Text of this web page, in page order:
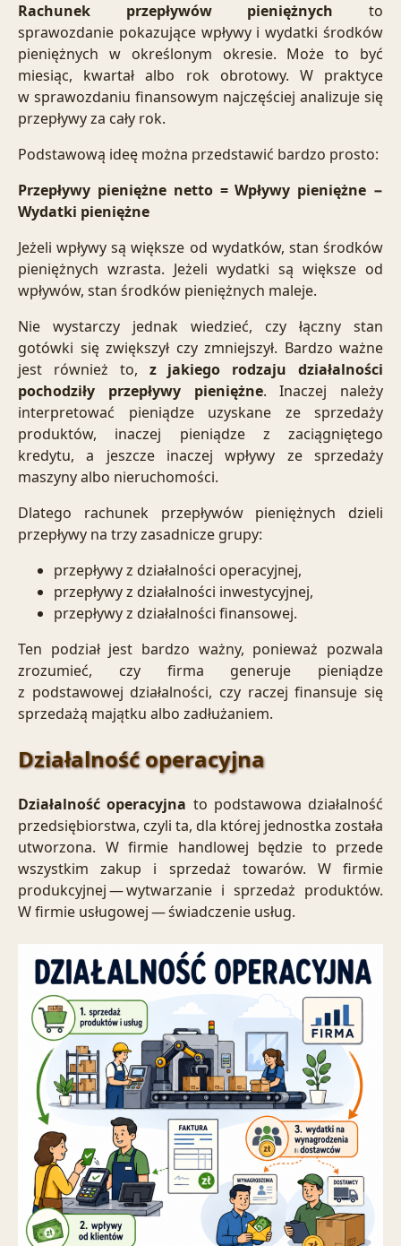
Rachunek przepływów pieniężnych to
sprawozdanie pokazujące wpływy i wydatki środków
pieniężnych w określonym okresie. Może to być
miesiąc, kwartał albo rok obrotowy. W praktyce
w sprawozdaniu finansowym najczęściej analizuje się
przepływy za cały rok.
Podstawową ideę można przedstawić bardzo prosto:
Przepływy pieniężne netto = Wpływy pieniężne −
Wydatki pieniężne
Jeżeli wpływy są większe od wydatków, stan środków
pieniężnych wzrasta. Jeżeli wydatki są większe od
wpływów, stan środków pieniężnych maleje.
Nie wystarczy jednak wiedzieć, czy łączny stan
gotówki się zwiększył czy zmniejszył. Bardzo ważne
jest również to, z jakiego rodzaju działalności
pochodziły przepływy pieniężne. Inaczej należy
interpretować pieniądze uzyskane ze sprzedaży
produktów, inaczej pieniądze z zaciągniętego
kredytu, a jeszcze inaczej wpływy ze sprzedaży
maszyny albo nieruchomości.
Dlatego rachunek przepływów pieniężnych dzieli
przepływy na trzy zasadnicze grupy:
przepływy z działalności operacyjnej,
przepływy z działalności inwestycyjnej,
przepływy z działalności finansowej.
Ten podział jest bardzo ważny, ponieważ pozwala
zrozumieć, czy firma generuje pieniądze
z podstawowej działalności, czy raczej finansuje się
sprzedażą majątku albo zadłużaniem.
Działalność operacyjna
Działalność operacyjna to podstawowa działalność
przedsiębiorstwa, czyli ta, dla której jednostka została
utworzona. W firmie handlowej będzie to przede
wszystkim zakup i sprzedaż towarów. W firmie
produkcyjnej — wytwarzanie i sprzedaż produktów.
W firmie usługowej — świadczenie usług.